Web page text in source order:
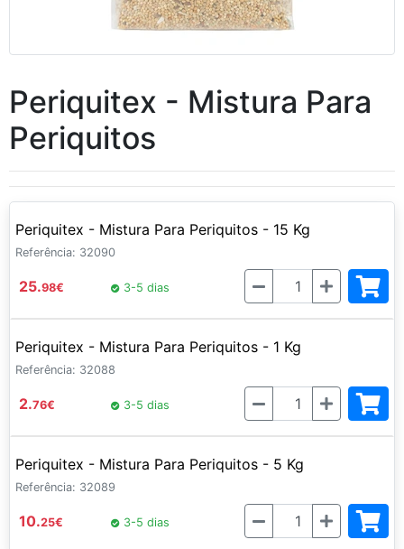
Periquitex - Mistura Para
Periquitos
Periquitex - Mistura Para Periquitos - 15 Kg
Referência: 32090
25.98€ 3-5 dias Quantidade
Periquitex - Mistura Para Periquitos - 1 Kg
Referência: 32088
2.76€ 3-5 dias Quantidade
Periquitex - Mistura Para Periquitos - 5 Kg
Referência: 32089
10.25€ 3-5 dias Quantidade